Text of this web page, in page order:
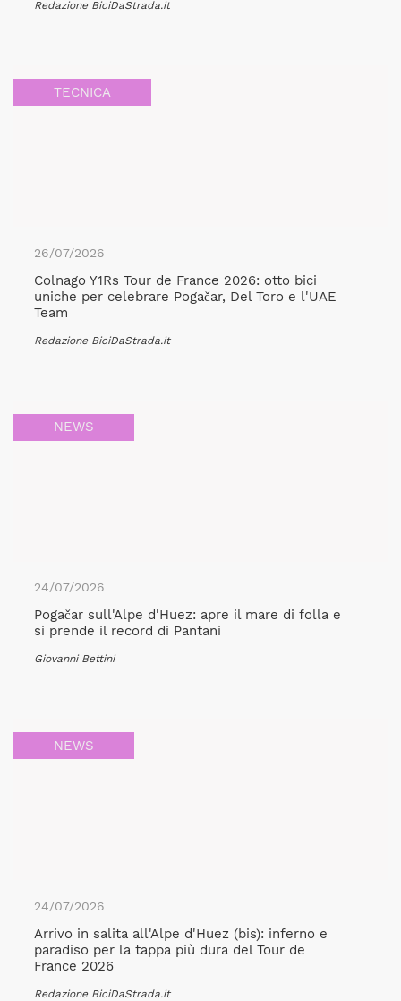
Redazione BiciDaStrada.it
TECNICA
26/07/2026
Colnago Y1Rs Tour de France 2026: otto bici
uniche per celebrare Pogačar, Del Toro e l'UAE
Team
Redazione BiciDaStrada.it
NEWS
24/07/2026
Pogačar sull'Alpe d'Huez: apre il mare di folla e
si prende il record di Pantani
Giovanni Bettini
NEWS
24/07/2026
Arrivo in salita all'Alpe d'Huez (bis): inferno e
paradiso per la tappa più dura del Tour de
France 2026
Redazione BiciDaStrada.it